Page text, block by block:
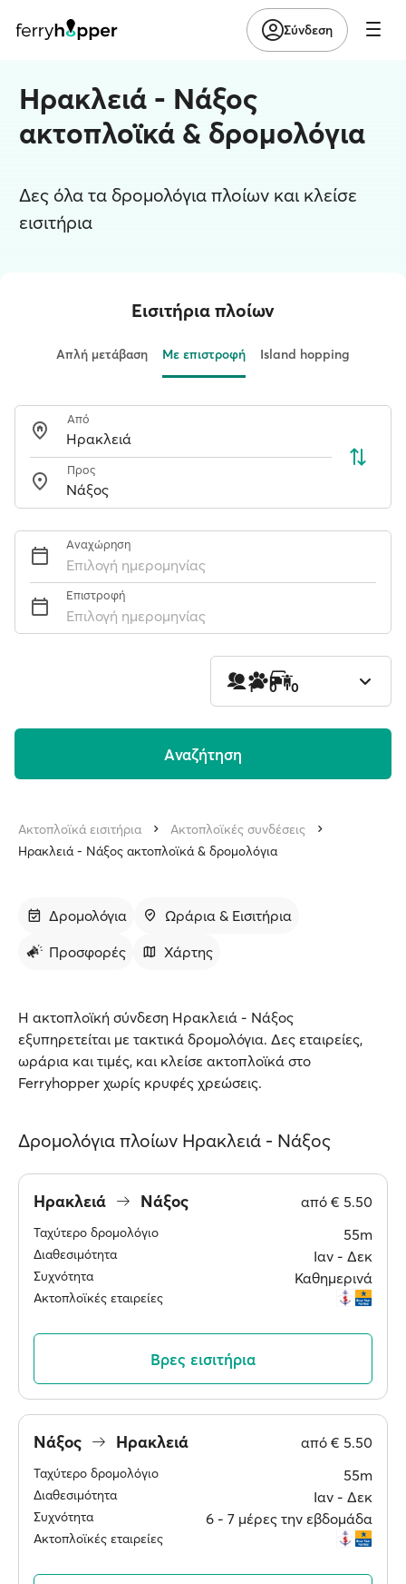
Σύνδεση
Ηρακλειά - Νάξος
ακτοπλοϊκά & δρομολόγια
Δες όλα τα δρομολόγια πλοίων και κλείσε
εισιτήρια
Εισιτήρια πλοίων
Απλή μετάβαση Με επιστροφή Island hopping
Από
Προς
Αναχώρηση
Επιλογή ημερομηνίας
Επιστροφή
Επιλογή ημερομηνίας
1 0 0
Aναζήτηση
Ακτοπλοϊκά εισιτήρια
Ακτοπλοϊκές συνδέσεις
Ηρακλειά - Νάξος ακτοπλοϊκά & δρομολόγια
Δρομολόγια
Ωράρια & Εισιτήρια
Προσφορές
Χάρτης
Η ακτοπλοϊκή σύνδεση Ηρακλειά - Νάξος
εξυπηρετείται με τακτικά δρομολόγια. Δες εταιρείες,
ωράρια και τιμές, και κλείσε ακτοπλοϊκά στο
Ferryhopper χωρίς κρυφές χρεώσεις.
Δρομολόγια πλοίων Ηρακλειά - Νάξος
Ηρακλειά Νάξος από € 5.50
Ταχύτερο δρομολόγιο 55m
Διαθεσιμότητα Ιαν ‐ Δεκ
Συχνότητα Καθημερινά
Ακτοπλοϊκές εταιρείες
Βρες εισιτήρια
Νάξος Ηρακλειά από € 5.50
Ταχύτερο δρομολόγιο 55m
Διαθεσιμότητα Ιαν ‐ Δεκ
Συχνότητα 6 ‐ 7 μέρες την εβδομάδα
Ακτοπλοϊκές εταιρείες